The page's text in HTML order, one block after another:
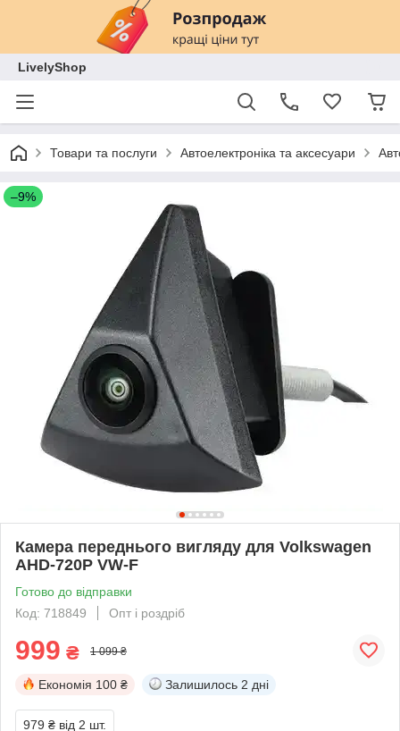
LivelyShop
Товари та послуги Автоелектроніка та аксесуари
–9%
Камера переднього вигляду для Volkswagen
AHD-720P VW-F
Готово до відправки
Код: 718849
Опт і роздріб
999 ₴ 1 099 ₴
Економія 100 ₴ Залишилось 2 дні
979 ₴ від 2 шт.